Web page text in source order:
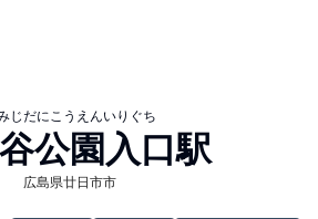
じだにこうえんいりぐち
公園入口駅
広島県廿日市市